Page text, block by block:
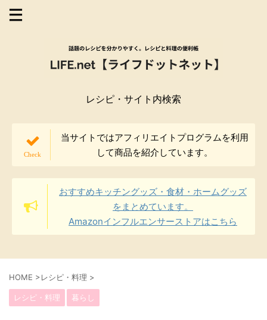
レシピ・サイト内検索
当サイトではアフィリエイトプログラムを利用
して商品を紹介しています。
おすすめキッチングッズ・食材・ホームグッズ
をまとめています。
Amazonインフルエンサーストアはこちら
HOME >レシピ・料理 >
レシピ・料理 暮らし